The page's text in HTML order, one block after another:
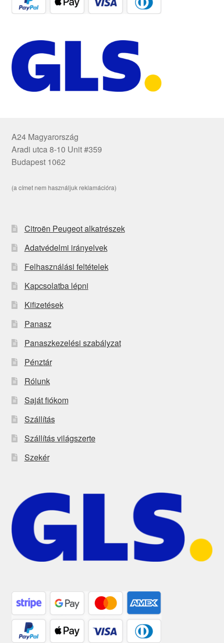
A24 Magyarország
Aradi utca 8-10 Unit #359
Budapest 1062
(a címet nem használjuk reklamációra)
Citroën Peugeot alkatrészek
Adatvédelmi irányelvek
Felhasználási feltételek
Kapcsolatba lépni
Kifizetések
Panasz
Panaszkezelési szabályzat
Pénztár
Rólunk
Saját fiókom
Szállítás
Szállítás világszerte
Szekér